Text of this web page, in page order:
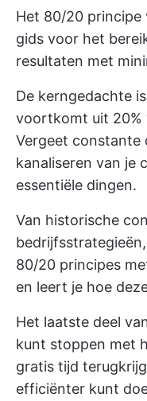
Het 80/20 principe
gids voor het
resultaten met
De kerngedachte
voortkomt uit 20%
Vergeet constante
kanaliseren van je
essentiële dingen.
Van historische
80/20 principes
en leert je hoe
Het laatste deel
kunt stoppen met
gratis tijd
efficiënter kunt